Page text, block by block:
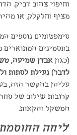
וחיפוי צהוב דביק.
מציף וחלקלק, או
סימפטומים נוספים
בתסמינים המתוארים
(כגון אבדן שמיעה,
לדבר) נעילת לסתות
עליהן בהקשר הזה,
קרובות שילוב של
המשקל והקאות.
'ליחה